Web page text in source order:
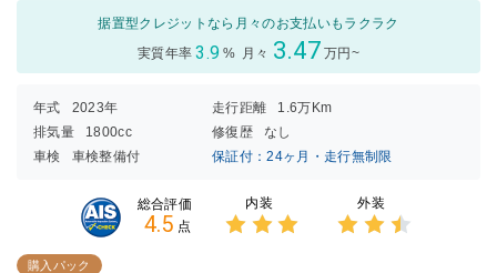
据置型クレジットなら月々のお支払いもラクラク
実質年率 3.9 % 月々 3.47 万円~
年式 2023年 走行距離
1.6万Km
排気量
1800cc 修復歴
なし
車検
車検整備付 保証付：24ヶ月・走行無制限
総合評価
4.5 点
内装 外装
購入パック